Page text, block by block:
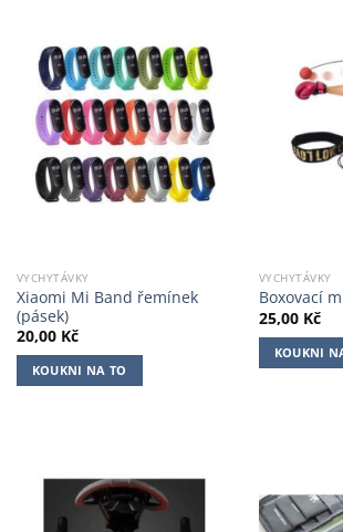
VYCHYTÁVKY
Xiaomi Mi Band řemínek
(pásek)
20,00 Kč
KOUKNI NA TO
VYCHYTÁVKY
Boxovací
25,00 Kč
KOUKNI